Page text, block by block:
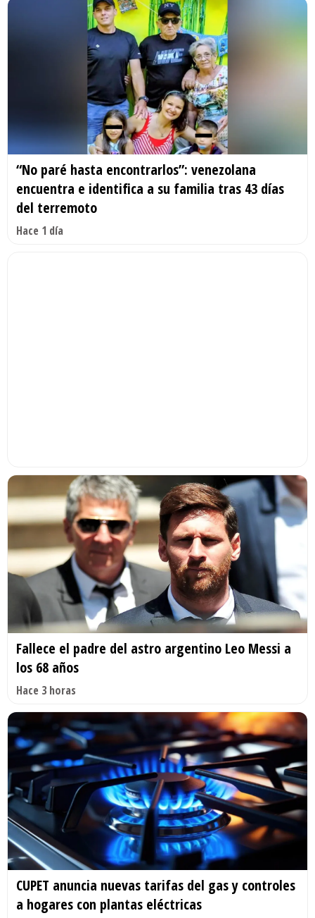
“No paré hasta encontrarlos”: venezolana
encuentra e identifica a su familia tras 43 días
del terremoto
Hace 1 día
Fallece el padre del astro argentino Leo Messi a
los 68 años
Hace 3 horas
CUPET anuncia nuevas tarifas del gas y controles
a hogares con plantas eléctricas